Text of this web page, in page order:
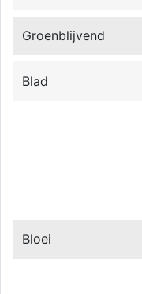
Groenblijvend
Blad
Bloei